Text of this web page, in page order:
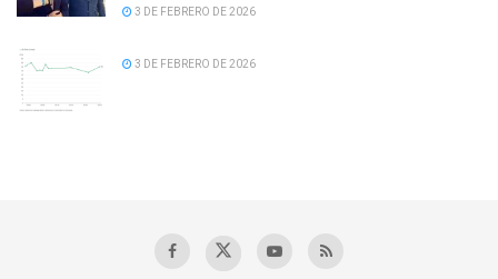
3 DE FEBRERO DE 2026
3 DE FEBRERO DE 2026